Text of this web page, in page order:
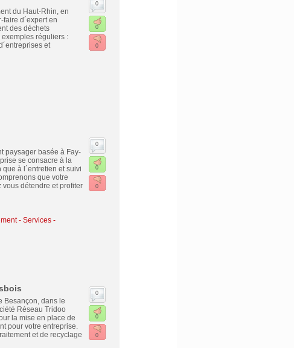
du Haut-Rhin, en
d´expert en
des déchets
réguliers :
et
0
0
0
paysager basée à Fay-
se consacre à la
à l´entretien et suivi
que votre
détendre et profiter
- Services -
0
0
0
Besançon, dans le
Réseau Tridoo
la mise en place de
pour votre entreprise.
et de recyclage
0
0
0